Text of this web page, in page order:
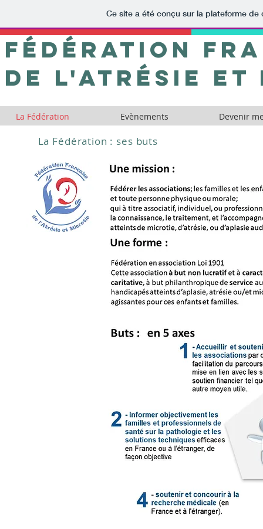
Ce site a été conçu sur la plateforme
Fédération
De L'ATRésie ET
La Fédération Evènements Devenir
La Fédération : ses buts